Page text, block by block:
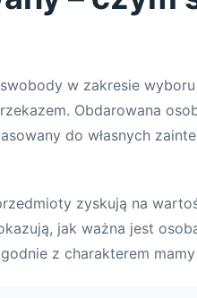
w zakresie
Obdarowana
do własnych
zyskują na
jak ważna jest
z charakterem